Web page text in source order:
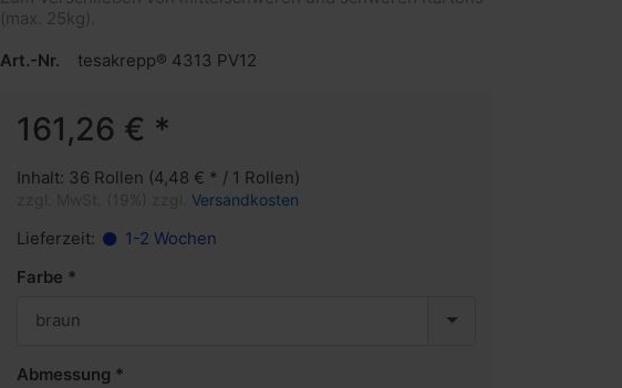
(max. 25kg).
Art.-Nr.
tesakrepp® 4313 PV12
161,26 € *
Inhalt: 36 Rollen (4,48 € * / 1 Rollen)
Versandkosten
Lieferzeit:
1-2 Wochen
Farbe
braun
Abmessung